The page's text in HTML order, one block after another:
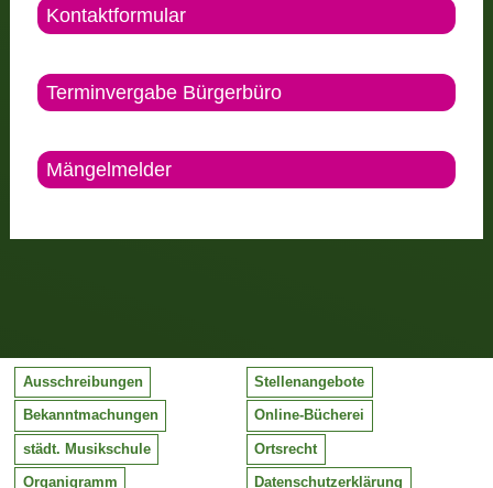
Kontaktformular
Terminvergabe Bürgerbüro
Mängelmelder
Ausschreibungen Stellenangebote
Bekanntmachungen Online-Bücherei
städt. Musikschule Ortsrecht
Organigramm Datenschutzerklärung